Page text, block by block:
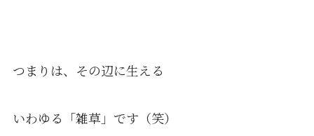
つまりは、その辺に生える
いわゆる「雑草」です（笑）